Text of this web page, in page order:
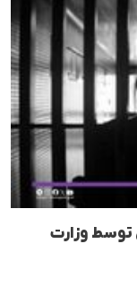
توسط وزارت